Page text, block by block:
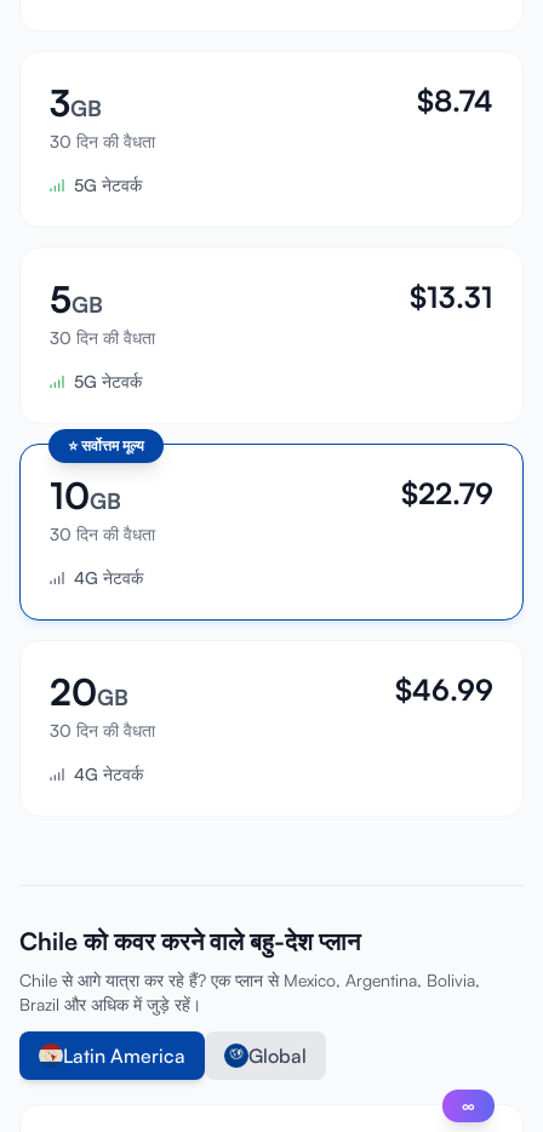
3GB
30 दिन की वैधता
$8.74
5G नेटवर्क
5GB
30 दिन की वैधता
$13.31
5G नेटवर्क
⭐सर्वोत्तम मूल्य
10GB
30 दिन की वैधता
$22.79
4G नेटवर्क
20GB
30 दिन की वैधता
$46.99
4G नेटवर्क
Chile को कवर करने वाले बहु-देश प्लान
Chile से आगे यात्रा कर रहे हैं? एक प्लान से Mexico, Argentina, Bolivia,
Brazil और अधिक में जुड़े रहें।
Latin America Global
∞